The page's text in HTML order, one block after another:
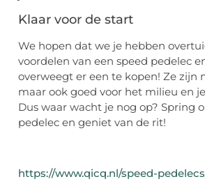
Klaar voor de start
We hopen dat we je hebben
voordelen van een speed pedelec
overweegt er een te kopen! Ze zijn
maar ook goed voor het milieu en
Dus waar wacht je nog op? Spring
pedelec en geniet van de rit!
https://www.qicq.nl/speed-